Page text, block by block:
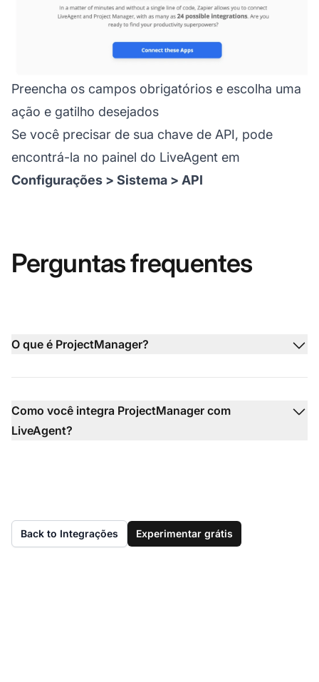
Preencha os campos obrigatórios e escolha uma
ação e gatilho desejados
Se você precisar de sua chave de API, pode
encontrá-la no painel do LiveAgent em
Configurações > Sistema > API
Perguntas frequentes
O que é ProjectManager?
Como você integra ProjectManager com
LiveAgent?
Back to Integrações Experimentar grátis